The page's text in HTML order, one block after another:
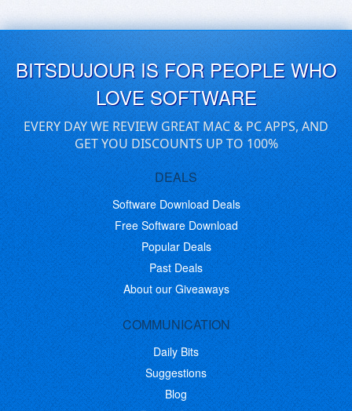
BITSDUJOUR IS FOR PEOPLE WHO
LOVE SOFTWARE
EVERY DAY WE REVIEW GREAT MAC & PC APPS, AND
GET YOU DISCOUNTS UP TO 100%
DEALS
Software Download Deals
Free Software Download
Popular Deals
Past Deals
About our Giveaways
COMMUNICATION
Daily Bits
Suggestions
Blog